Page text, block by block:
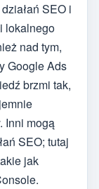
SEO i
lokalnego
nad tym,
Google Ads
brzmi tak,
Inni mogą
SEO; tutaj
jak